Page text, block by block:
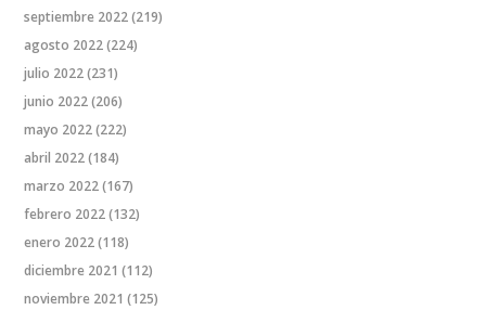
septiembre 2022(219)
agosto 2022(224)
julio 2022(231)
junio 2022(206)
mayo 2022(222)
abril 2022(184)
marzo 2022(167)
febrero 2022(132)
enero 2022(118)
diciembre 2021 (112)
noviembre 2021 (125)